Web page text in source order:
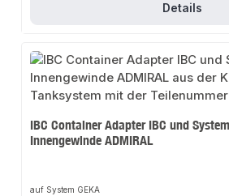
Details
IBC Container Adapter IBC und
Innengewinde ADMIRAL
auf System GEKA